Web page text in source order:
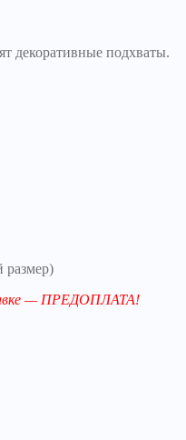
декоративные подхваты.
размер)
— ПРЕДОПЛАТА!